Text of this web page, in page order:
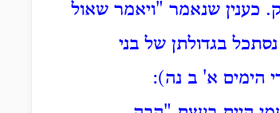
כענין שנאמר "ויאמר שאול
נסתכל בגדולתן של בני
הימים א' ב נה):